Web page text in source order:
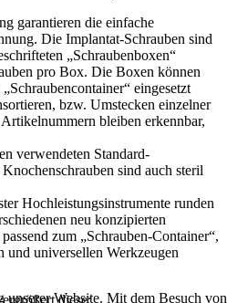
garantieren die einfache
Die Implantat-Schrauben sind
„Schraubenboxen“
pro Box. Die Boxen können
eingesetzt
bzw. Umstecken einzelner
bleiben erkennbar,
verwendeten Standard-
sind auch steril
Hochleistungsinstrumente runden
neu konzipierten
zum „Schrauben-Container“,
und universellen Werkzeugen
diese:
Website. Mit dem Besuch von